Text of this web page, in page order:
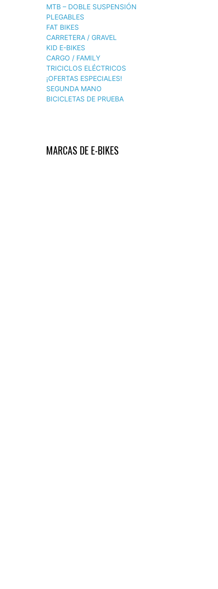
MTB – DOBLE SUSPENSIÓN
PLEGABLES
FAT BIKES
CARRETERA / GRAVEL
KID E-BIKES
CARGO / FAMILY
TRICICLOS ELÉCTRICOS
¡OFERTAS ESPECIALES!
SEGUNDA MANO
BICICLETAS DE PRUEBA
MARCAS DE E-BIKES